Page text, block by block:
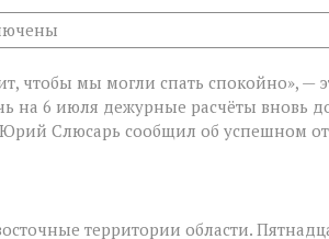
чтобы мы могли спать спокойно», —
на 6 июля дежурные расчёты вновь
Слюсарь сообщил об успешном
территории области.